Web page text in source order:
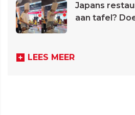
Japans
aan tafel?
LEES MEER